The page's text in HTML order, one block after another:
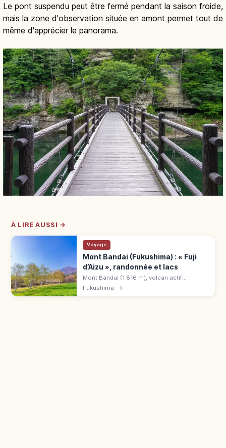
Le pont suspendu peut être fermé pendant la saison froide,
mais la zone d'observation située en amont permet tout de
même d'apprécier le panorama.
À LIRE AUSSI →
Voyage
Mont Bandai (Fukushima) : « Fuji
d’Aizu », randonnée et lacs
Mont Bandai (1 816 m), volcan actif
surnommé « Fuji d'Aizu » et 100 plus belles
Fukushima →